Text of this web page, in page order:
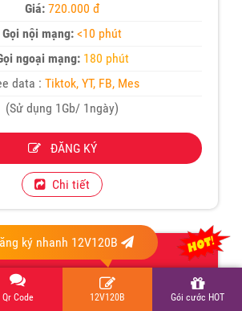
Giá:720.000 đ
Gọi nội mạng: <10 phút
ngoại mạng: 180 phút
data : Tiktok, YT, FB, Mes
(Sử dụng 1Gb/ 1ngày)
ĐĂNG KÝ
Chi tiết
12MXH120
Data: 360Gb
Qr Code
ký nhanh 12V120B
12V120B Gói cước HOT